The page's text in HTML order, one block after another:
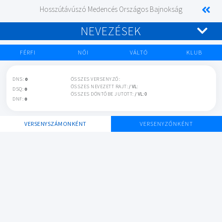
Hosszútávúszó Medencés Országos Bajnokság
NEVEZÉSEK
FÉRFI NŐI VÁLTÓ KLUB
DNS: 0
DSQ: 0
DNF: 0
ÖSSZES VERSENYZŐ:
ÖSSZES NEVEZETT RAJT:/ VL:
ÖSSZES DÖNTŐBE JUTOTT: / VL: 0
VERSENYSZÁMONKÉNT VERSENYZŐNKÉNT